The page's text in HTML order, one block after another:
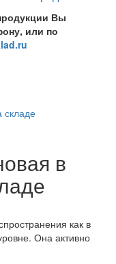
Вы
или по
складе
в
как в
Она активно